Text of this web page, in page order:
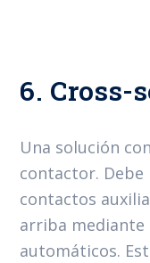
6.
Una solución
contactor.
contactos
arriba
automáticos.